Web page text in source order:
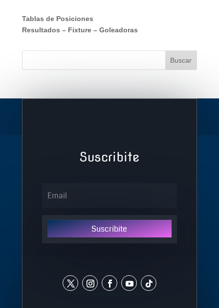
Tablas de Posiciones
Resultados – Fixture– Goleadoras
Suscribite
Suscribite